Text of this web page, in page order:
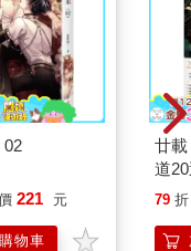
02
221 元
物車
廿
道
79 折